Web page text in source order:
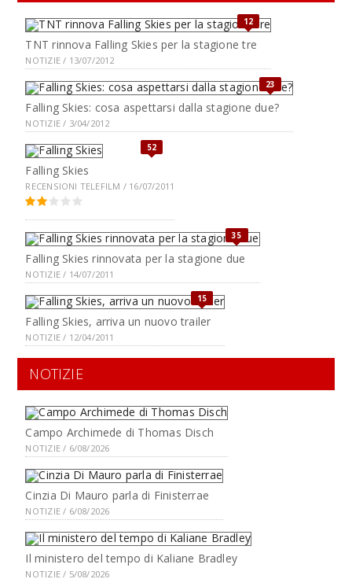
12
TNT rinnova Falling Skies per la stagione tre
NOTIZIE / 13/07/2012
23
Falling Skies: cosa aspettarsi dalla stagione due?
NOTIZIE / 3/04/2012
52
Falling Skies
RECENSIONI TELEFILM / 16/07/2011
35
Falling Skies rinnovata per la stagione due
NOTIZIE / 14/07/2011
15
Falling Skies, arriva un nuovo trailer
NOTIZIE / 12/04/2011
NOTIZIE
Campo Archimede di Thomas Disch
NOTIZIE / 6/08/2026
Cinzia Di Mauro parla di Finisterrae
NOTIZIE / 6/08/2026
Il ministero del tempo di Kaliane Bradley
NOTIZIE / 5/08/2026